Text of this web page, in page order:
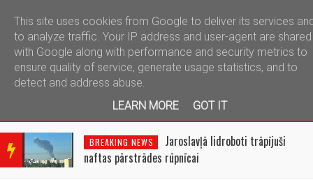
telegram
BRE
AKIN
NEW
BREAKING NEWS
Jaroslavļā lidroboti trāpījuši
naftas pārstrādes rūpnīcai
This site uses cookies from Google to deliver its services
to analyze traffic. Your IP address and user-agent are shared
with Google along with performance and security metrics to
ensure quality of service, generate usage statistics, and to
detect and address abuse.
LEARN MORE
GOT IT